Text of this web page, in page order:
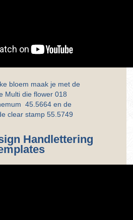
bloem maak je met de
Multi die flower 018
45.5664 en de
clear stamp 55.5749
Handlettering